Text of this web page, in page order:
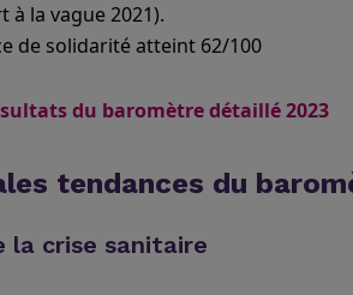
la vague 2021).
de solidarité atteint 62/100
du baromètre détaillé 2023
tendances du
la crise sanitaire